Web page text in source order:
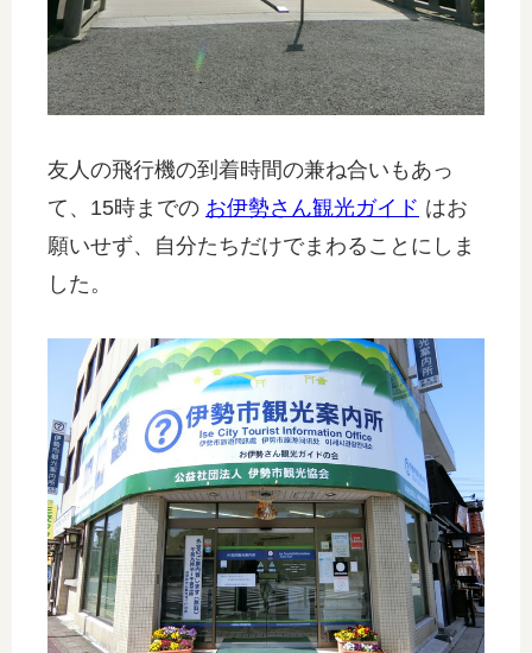
友人の飛行機の到着時間の兼ね合いもあっ
て、15時までの お伊勢さん観光ガイド はお
願いせず、自分たちだけでまわることにしま
した。